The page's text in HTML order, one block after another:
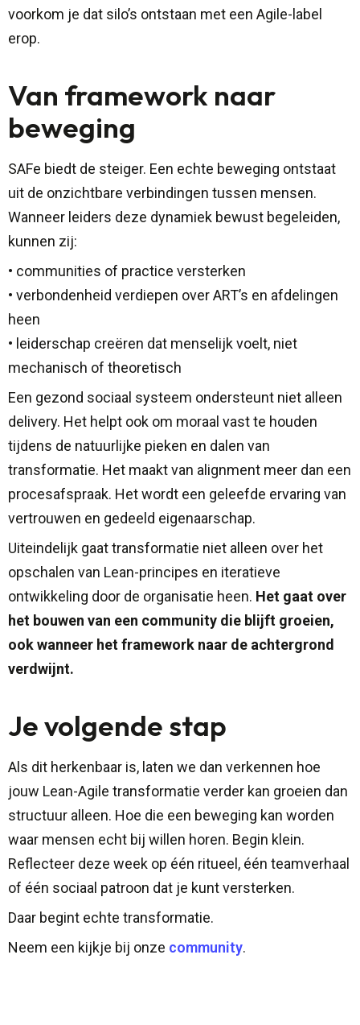
voorkom je dat silo’s ontstaan met een Agile-label
erop.
Van framework naar
beweging
SAFe biedt de steiger. Een echte beweging ontstaat
uit de onzichtbare verbindingen tussen mensen.
Wanneer leiders deze dynamiek bewust begeleiden,
kunnen zij:
• communities of practice versterken
• verbondenheid verdiepen over ART’s en afdelingen
heen
• leiderschap creëren dat menselijk voelt, niet
mechanisch of theoretisch
Een gezond sociaal systeem ondersteunt niet alleen
delivery. Het helpt ook om moraal vast te houden
tijdens de natuurlijke pieken en dalen van
transformatie. Het maakt van alignment meer dan een
procesafspraak. Het wordt een geleefde ervaring van
vertrouwen en gedeeld eigenaarschap.
Uiteindelijk gaat transformatie niet alleen over het
opschalen van Lean-principes en iteratieve
ontwikkeling door de organisatie heen. Het gaat over
het bouwen van een community die blijft groeien,
ook wanneer het framework naar de achtergrond
verdwijnt.
Je volgende stap
Als dit herkenbaar is, laten we dan verkennen hoe
jouw Lean-Agile transformatie verder kan groeien dan
structuur alleen. Hoe die een beweging kan worden
waar mensen echt bij willen horen. Begin klein.
Reflecteer deze week op één ritueel, één teamverhaal
of één sociaal patroon dat je kunt versterken.
Daar begint echte transformatie.
Neem een kijkje bij onze community.